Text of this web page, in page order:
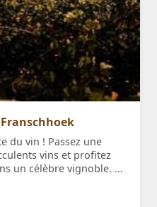
du vin ! Passez une
vins et profitez
un célèbre vignoble. ...